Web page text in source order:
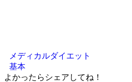
メディカルダイエット
基本
よかったらシェアしてね！